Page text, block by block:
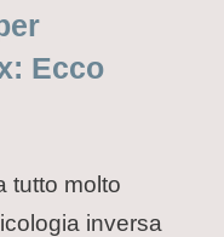
Ecco
tutto molto
inversa